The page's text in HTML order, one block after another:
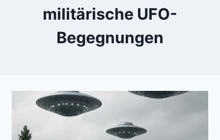
militärische UFO-
Begegnungen